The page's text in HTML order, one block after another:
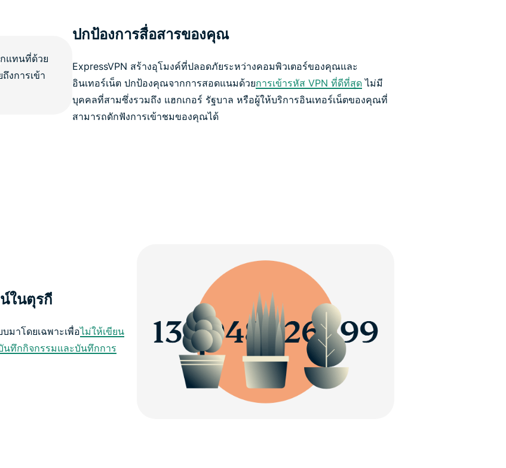
ปกป้องการสื่อสารของคุณ
ExpressVPN สร้างอุโมงค์ที่ปลอดภัยระหว่างคอมพิวเตอร์ของคุณและ
อินเทอร์เน็ต ปกป้องคุณจากการสอดแนมด้วยการเข้ารหัส VPN ที่ดีที่สุดไม่มี
บุคคลที่สามซึ่งรวมถึง แฮกเกอร์ รัฐบาล หรือผู้ให้บริการอินเทอร์เน็ตของคุณที่
สามารถดักฟังการเข้าชมของคุณได้
ในตุรกี
มาโดยเฉพาะเพื่อไม่ให้เขียน
นทึกกิจกรรมและบันทึกการ